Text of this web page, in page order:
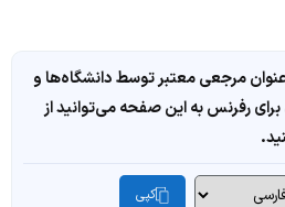
مرجعی معتبر توسط دانشگاه‌ها و
رفرنس به این صفحه می‌توانید از
کپی